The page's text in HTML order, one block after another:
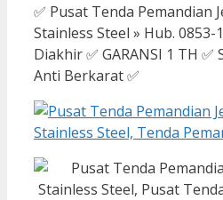
✅ Pusat Tenda Pemandian
Stainless Steel » Hub. 0853-
Diakhir ✅ GARANSI 1 TH ✅
Anti Berkarat ✅